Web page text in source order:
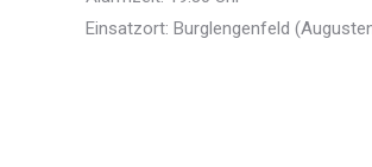
Einsatzort: Burglengenfeld